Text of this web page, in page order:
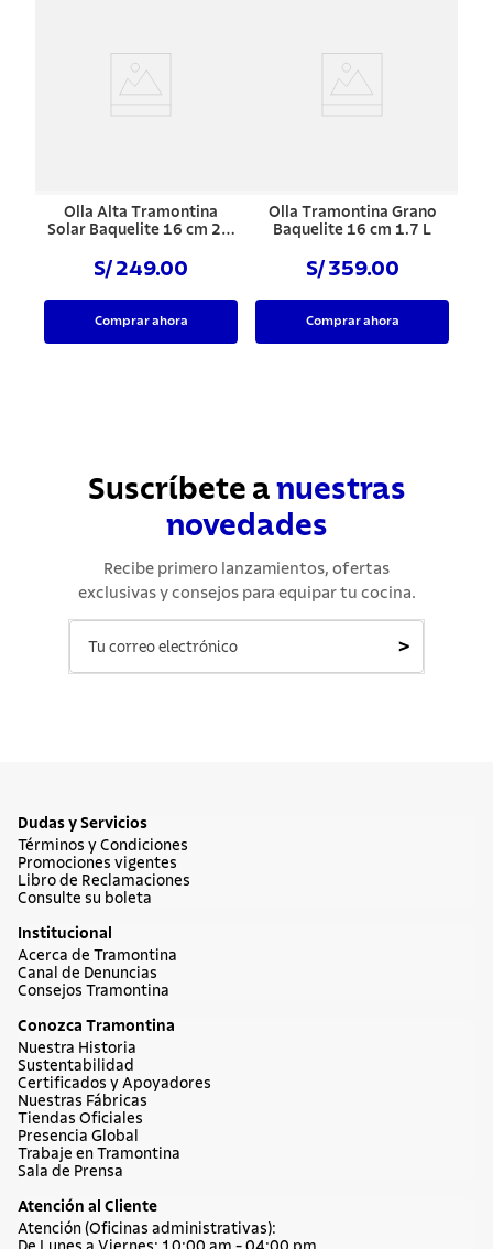
Olla Alta Tramontina
Solar Baquelite 16 cm 2.2
S/ 249.00
Comprar ahora
Olla Tramontina Grano
Baquelite 16 cm 1.7 L
S/ 359.00
Comprar ahora
Suscríbete a nuestras
novedades
Recibe primero lanzamientos, ofertas
exclusivas y consejos para equipar tu cocina.
>
Dudas y Servicios
Términos y Condiciones
Promociones vigentes
Libro de Reclamaciones
Consulte su boleta
Institucional
Acerca de Tramontina
Canal de Denuncias
Consejos Tramontina
Conozca Tramontina
Nuestra Historia
Sustentabilidad
Certificados y Apoyadores
Nuestras Fábricas
Tiendas Oficiales
Presencia Global
Trabaje en Tramontina
Sala de Prensa
Atención al Cliente
Atención (Oficinas administrativas):